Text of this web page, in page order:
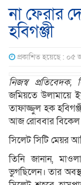
না ফেরার
হবিগঞ্জী
প্রকাশিত হয়েছে : ০৫
নিজস্ব প্রতিবেদক,
জমিয়তে উলামায়ে
তাফাজ্জুল হক
আজ রোববার বিকেল
সিলেট সিটি মেয়র
তিনি জানান,
ভুগছিলেন। তার